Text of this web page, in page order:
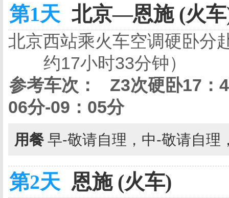
第1天 北京—恩施 (火
北京西站乘火车空调硬卧分
约17小时33分钟）
参考车次：
Z3次硬卧17：
06分-09：05分
用餐 早-敬请自理，中-敬请自理
第2天 恩施 (火车)